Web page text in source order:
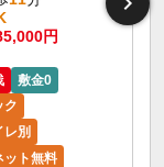
円
敷金0
ク
レ別
ット無料